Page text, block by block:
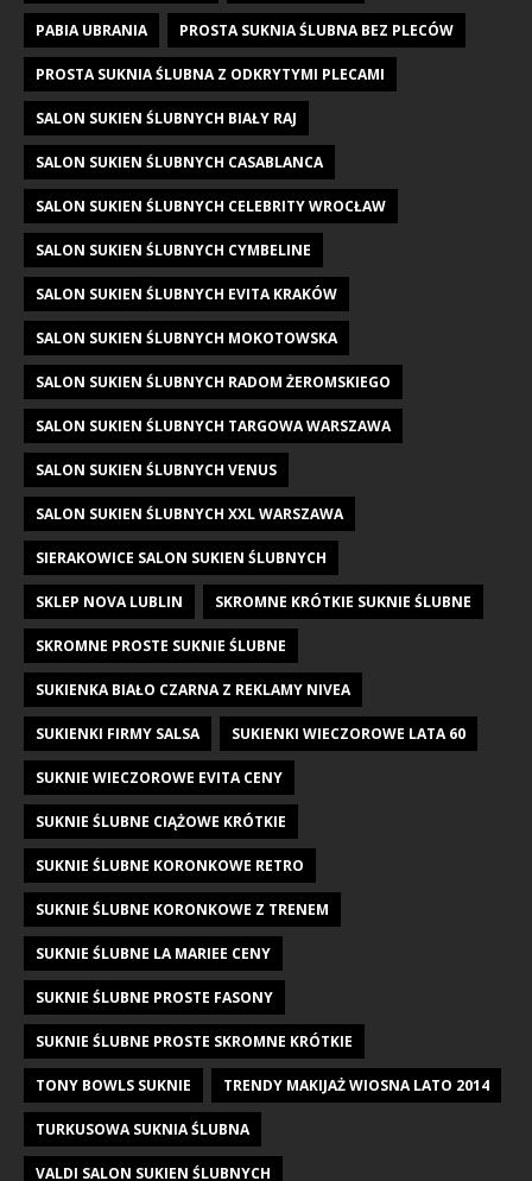
PABIA UBRANIA PROSTA SUKNIA ŚLUBNA BEZ PLECÓW
PROSTA SUKNIA ŚLUBNA Z ODKRYTYMI PLECAMI
SALON SUKIEN ŚLUBNYCH BIAŁY RAJ
SALON SUKIEN ŚLUBNYCH CASABLANCA
SALON SUKIEN ŚLUBNYCH CELEBRITY WROCŁAW
SALON SUKIEN ŚLUBNYCH CYMBELINE
SALON SUKIEN ŚLUBNYCH EVITA KRAKÓW
SALON SUKIEN ŚLUBNYCH MOKOTOWSKA
SALON SUKIEN ŚLUBNYCH RADOM ŻEROMSKIEGO
SALON SUKIEN ŚLUBNYCH TARGOWA WARSZAWA
SALON SUKIEN ŚLUBNYCH VENUS
SALON SUKIEN ŚLUBNYCH XXL WARSZAWA
SIERAKOWICE SALON SUKIEN ŚLUBNYCH
SKLEP NOVA LUBLIN SKROMNE KRÓTKIE SUKNIE ŚLUBNE
SKROMNE PROSTE SUKNIE ŚLUBNE
SUKIENKA BIAŁO CZARNA Z REKLAMY NIVEA
SUKIENKI FIRMY SALSA SUKIENKI WIECZOROWE LATA 60
SUKNIE WIECZOROWE EVITA CENY
SUKNIE ŚLUBNE CIĄŻOWE KRÓTKIE
SUKNIE ŚLUBNE KORONKOWE RETRO
SUKNIE ŚLUBNE KORONKOWE Z TRENEM
SUKNIE ŚLUBNE LA MARIEE CENY
SUKNIE ŚLUBNE PROSTE FASONY
SUKNIE ŚLUBNE PROSTE SKROMNE KRÓTKIE
TONY BOWLS SUKNIE TRENDY MAKIJAŻ WIOSNA LATO 2014
TURKUSOWA SUKNIA ŚLUBNA
VALDI SALON SUKIEN ŚLUBNYCH